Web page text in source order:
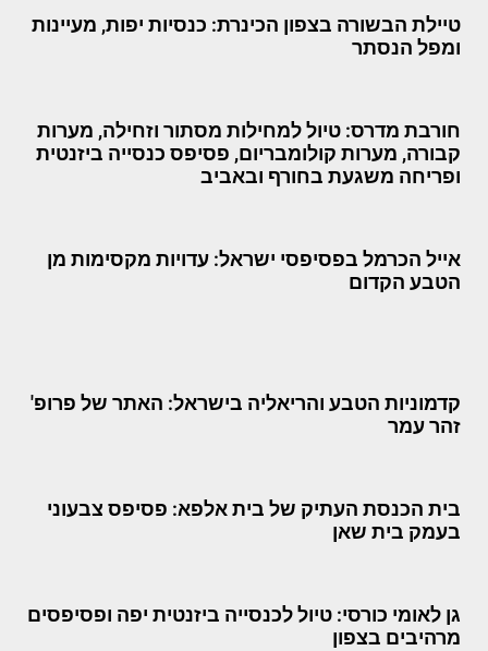
טיילת הבשורה בצפון הכינרת: כנסיות יפות, מעיינות
ומפל הנסתר
חורבת מדרס: טיול למחילות מסתור וזחילה, מערות
קבורה, מערות קולומבריום, פסיפס כנסייה ביזנטית
ופריחה משגעת בחורף ובאביב
אייל הכרמל בפסיפסי ישראל: עדויות מקסימות מן
הטבע הקדום
קדמוניות הטבע והריאליה בישראל: האתר של פרופ'
זהר עמר
בית הכנסת העתיק של בית אלפא: פסיפס צבעוני
בעמק בית שאן
גן לאומי כורסי: טיול לכנסייה ביזנטית יפה ופסיפסים
מרהיבים בצפון